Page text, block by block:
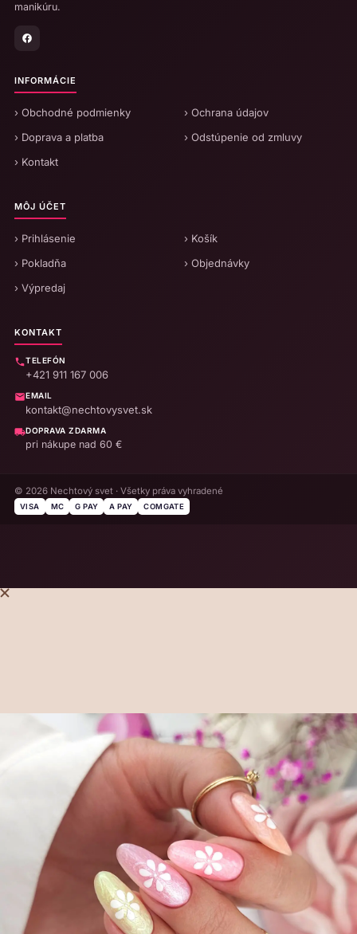
manikúru.
INFORMÁCIE
› Obchodné podmienky
› Ochrana údajov
› Doprava a platba
› Odstúpenie od zmluvy
› Kontakt
MÔJ ÚČET
› Prihlásenie
› Košík
› Pokladňa
› Objednávky
› Výpredaj
KONTAKT
TELEFÓN
+421 911 167 006
EMAIL
kontakt@nechtovysvet.sk
DOPRAVA ZDARMA
pri nákupe nad 60 €
© 2026 Nechtový svet · Všetky práva vyhradené
VISA MC G PAY A PAY COMGATE